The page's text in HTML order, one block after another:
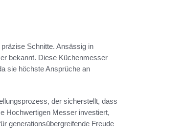
Schnitte. Ansässig in
bekannt. Diese Küchenmesser
sie höchste Ansprüche an
der sicherstellt, dass
Hochwertigen Messer investiert,
generationsübergreifende Freude